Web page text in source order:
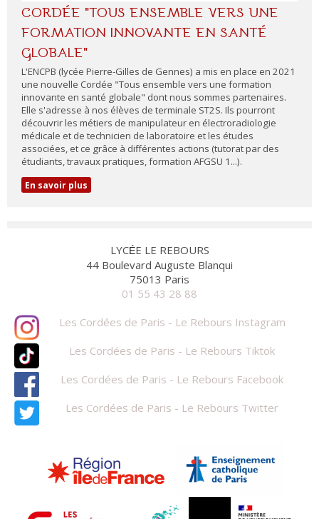
CORDÉE "TOUS ENSEMBLE VERS UNE
FORMATION INNOVANTE EN SANTÉ
GLOBALE"
L'ENCPB (lycée Pierre-Gilles de Gennes) a mis en place en 2021
une nouvelle Cordée "Tous ensemble vers une formation
innovante en santé globale" dont nous sommes partenaires.
Elle s'adresse à nos élèves de terminale ST2S. Ils pourront
découvrir les métiers de manipulateur en électroradiologie
médicale et de technicien de laboratoire et les études
associées​, et ce grâce à différentes actions (tutorat par des
étudiants, travaux pratiques, formation AFGSU 1...).
En savoir plus
LYCÉE LE REBOURS
44 Boulevard Auguste Blanqui
75013 Paris
01 55 43 28 88
Les Cordées de Paris - Le Rebours Instagram
Les Cordées de Paris - Le Rebours Tiktok
Les Cordées de Paris - Le Rebours Facebook
Les Cordées de Paris - Le Rebours Twitter